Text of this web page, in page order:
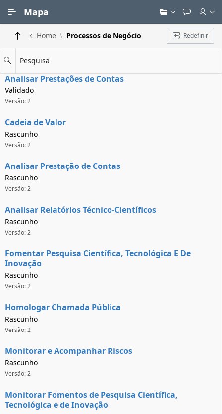
Mapa
Home Processos de Negócio Redefinir
Pesquisa
Analisar Prestações de Contas
Validado
Versão: 2
Cadeia de Valor
Rascunho
Versão: 2
Analisar Prestação de Contas
Rascunho
Versão: 2
Analisar Relatórios Técnico-Científicos
Rascunho
Versão: 2
Fomentar Pesquisa Científica, Tecnológica E De
Inovação
Rascunho
Versão: 2
Homologar Chamada Pública
Rascunho
Versão: 2
Monitorar e Acompanhar Riscos
Rascunho
Versão: 2
Monitorar Fomentos de Pesquisa Científica,
Tecnológica e de Inovação